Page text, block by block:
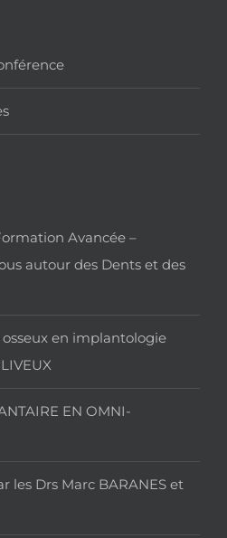
Avancée –
autour des Dents et des
en implantologie
EN OMNI-
les Drs Marc BARANES et